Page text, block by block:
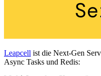
Leapcell ist die Next-Gen
Async Tasks und Redis: